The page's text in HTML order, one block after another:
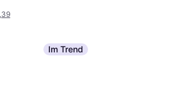
Im Trend